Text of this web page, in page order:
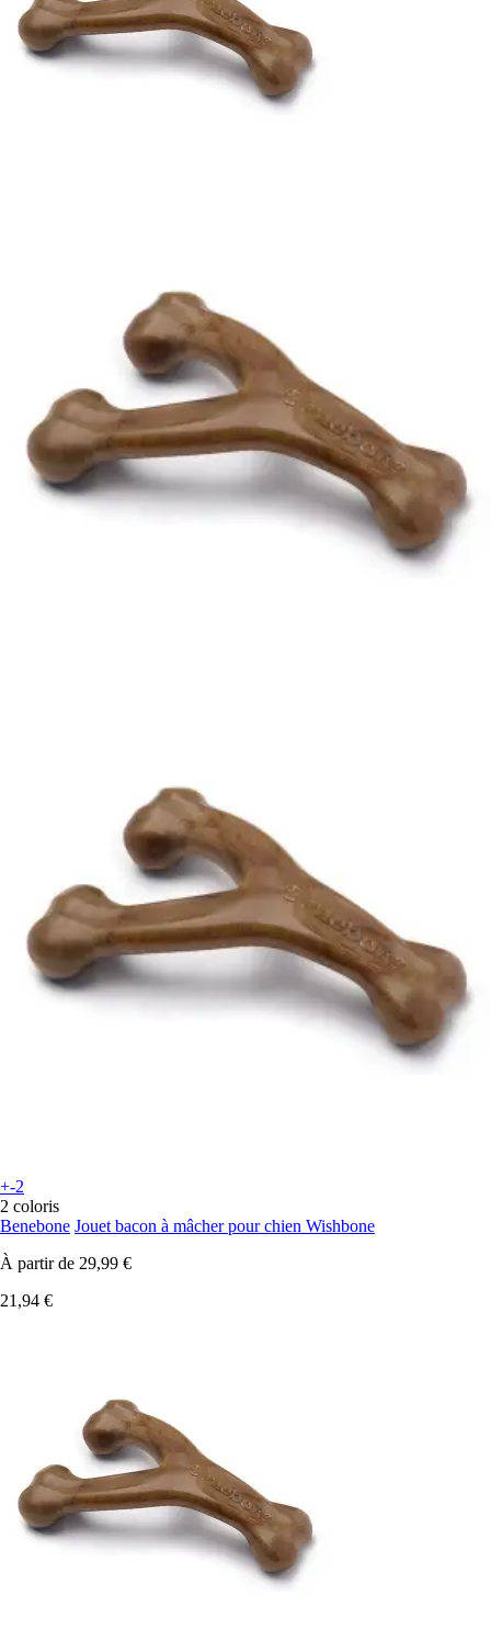
+-2
2 coloris
Benebone Jouet bacon à mâcher pour chien Wishbone
À partir de 29,99 €
21,94 €